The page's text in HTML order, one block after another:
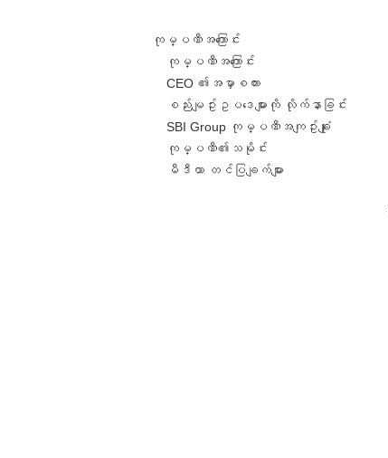
ကုမ္ပဏီအကြောင်း
ကုမ္ပဏီအကြောင်း
CEO ၏အမှာစကား
စည်းမျဥ်းဥပဒေများကို လိုက်နာခြင်း
SBI Group ကုမ္ပဏီအကျဥ်းချုံး
ကုမ္ပဏီ၏သမိုင်း
မီဒီယာ တင်ပြချက်များ